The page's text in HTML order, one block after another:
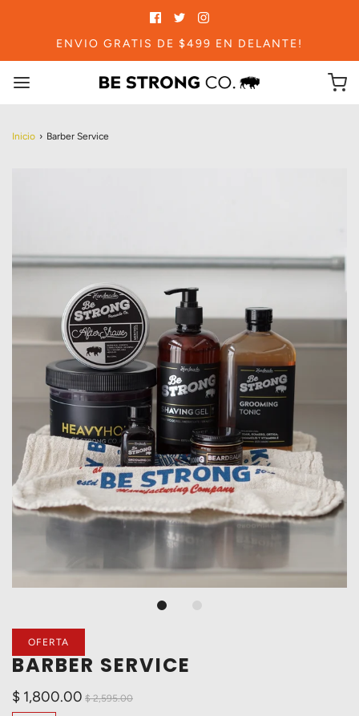
ENVIO GRATIS DE $499 EN DELANTE!
Inicio › Barber Service
OFERTA
BARBER SERVICE
$ 1,800.00 $ 2,595.00